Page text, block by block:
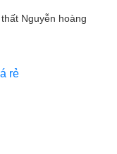
Nguyễn hoàng